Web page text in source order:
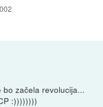
začela revolucija...
:))))))))